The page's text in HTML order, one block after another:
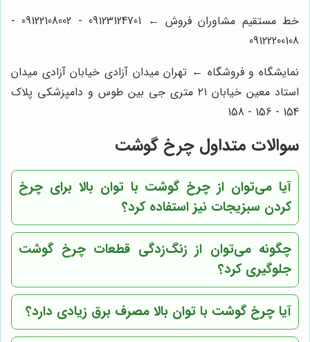
خط مستقیم مشاوران فروش ← 09123124701 - 09122108002 -
09122200108
نمایشگاه و فروشگاه ← تهران میدان آزادی خیابان آزادی میدان
استاد معین خیابان ۲۱ متری جی بین طوس و دامپزشکی پلاک
154 - 156 - 158
سوالات متداول چرخ گوشت
آیا می‌توان از چرخ گوشت با توان بالا برای چرخ
کردن سبزیجات نیز استفاده کرد؟
چگونه می‌توان از زنگ‌زدگی قطعات چرخ گوشت
جلوگیری کرد؟
آیا چرخ گوشت با توان بالا مصرف برق زیادی دارد؟